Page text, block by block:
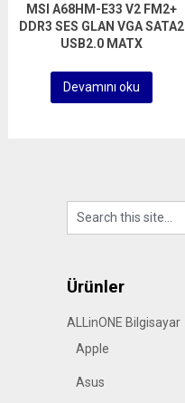
MSI A68HM-E33 V2 FM2+
DDR3 SES GLAN VGA SATA2
USB2.0 MATX
Devamını oku
Ürünler
ALLinONE Bilgisayar
Apple
Asus